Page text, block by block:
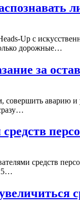
Up с
дорожные…
за
аварию
средств